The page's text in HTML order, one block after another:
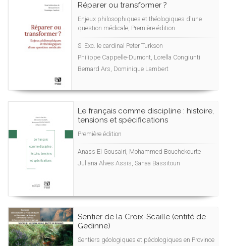
Réparer ou transformer ?
Enjeux philosophiques et théologiques d'une
question médicale, Première édition
S. Exc. le cardinal Peter Turkson
Philippe Cappelle-Dumont, Lorella Congiunti
Bernard Ars, Dominique Lambert
Le français comme discipline : histoire,
tensions et spécifications
Première édition
Anass El Gousairi, Mohammed Bouchekourte
Juliana Alves Assis, Sanaa Bassitoun
Sentier de la Croix-Scaille (entité de
Gedinne)
Sentiers géologiques et pédologiques en Province